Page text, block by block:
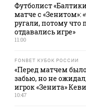
Футболист
матче с «Зенитом»:
ругали, потому что
отдавались игре»
11:00
FONBET КУБОК РОССИИ
«Перед матчем
забью, но не
игрок «Зенита»
10:47